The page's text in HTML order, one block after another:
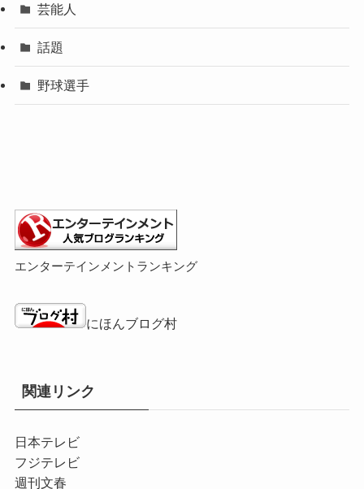
芸能人
話題
野球選手
エンターテインメントランキング
にほんブログ村
関連リンク
日本テレビ
フジテレビ
週刊文春